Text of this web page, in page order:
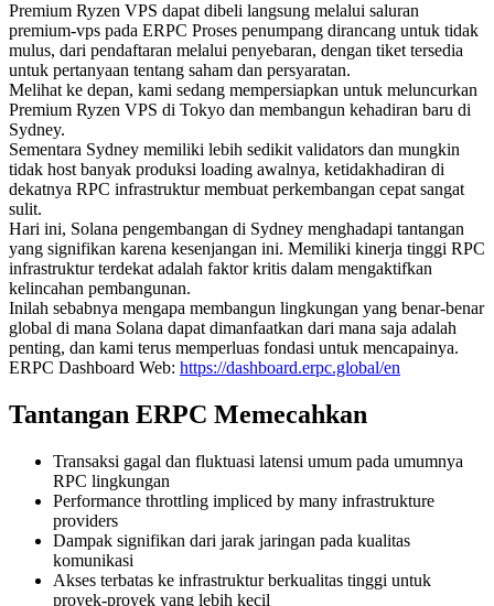
Premium Ryzen VPS dapat dibeli langsung melalui saluran
premium-vps pada ERPC Proses penumpang dirancang untuk tidak
mulus, dari pendaftaran melalui penyebaran, dengan tiket tersedia
untuk pertanyaan tentang saham dan persyaratan.
Melihat ke depan, kami sedang mempersiapkan untuk meluncurkan
Premium Ryzen VPS di Tokyo dan membangun kehadiran baru di
Sydney.
Sementara Sydney memiliki lebih sedikit validators dan mungkin
tidak host banyak produksi loading awalnya, ketidakhadiran di
dekatnya RPC infrastruktur membuat perkembangan cepat sangat
sulit.
Hari ini, Solana pengembangan di Sydney menghadapi tantangan
yang signifikan karena kesenjangan ini. Memiliki kinerja tinggi RPC
infrastruktur terdekat adalah faktor kritis dalam mengaktifkan
kelincahan pembangunan.
Inilah sebabnya mengapa membangun lingkungan yang benar-benar
global di mana Solana dapat dimanfaatkan dari mana saja adalah
penting, dan kami terus memperluas fondasi untuk mencapainya.
ERPC Dashboard Web: https://dashboard.erpc.global/en
Tantangan ERPC Memecahkan
Transaksi gagal dan fluktuasi latensi umum pada umumnya
RPC lingkungan
Performance throttling impliced by many infrastrukture
providers
Dampak signifikan dari jarak jaringan pada kualitas
komunikasi
Akses terbatas ke infrastruktur berkualitas tinggi untuk
proyek-proyek yang lebih kecil